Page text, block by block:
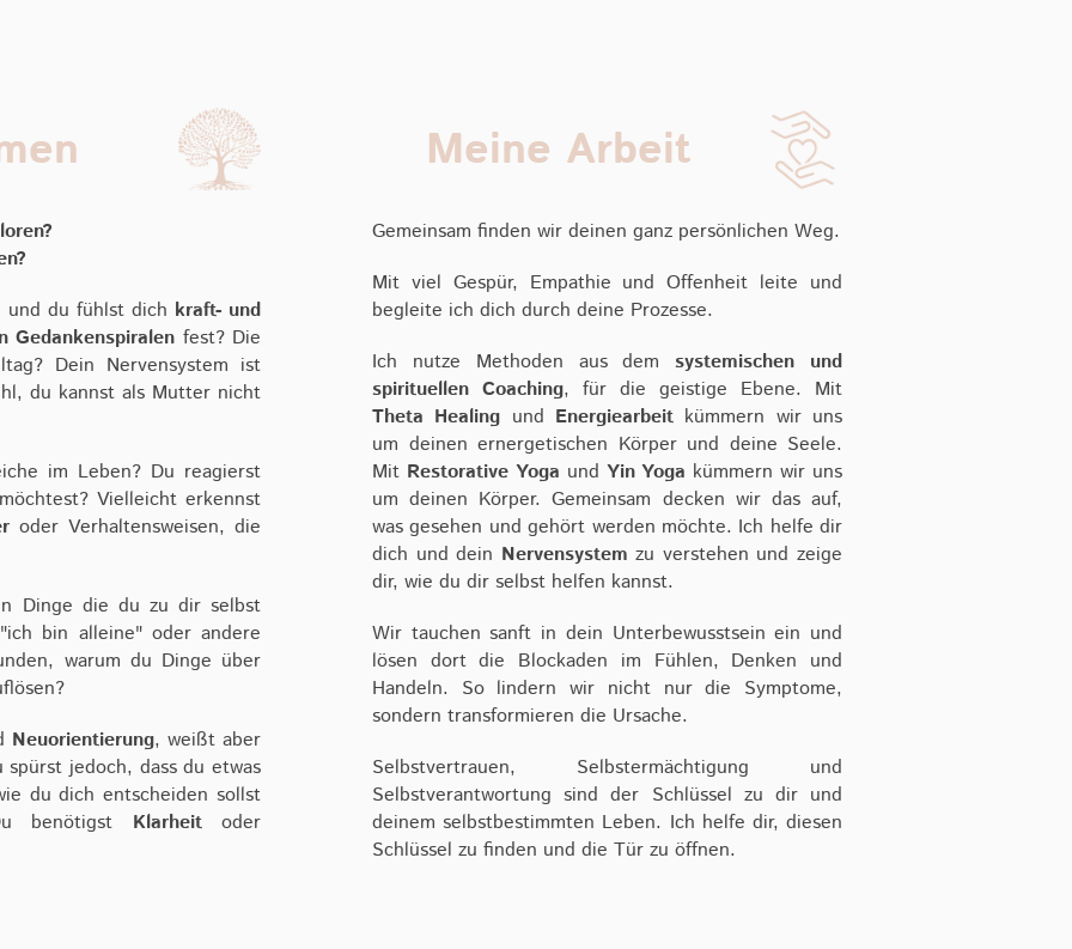
du fühlst dich kraft- und
Gedankenspiralen fest? Die
Dein Nervensystem ist
du kannst als Mutter nicht
im Leben? Du reagierst
Vielleicht erkennst
oder Verhaltensweisen, die
Dinge die du zu dir selbst
bin alleine" oder andere
warum du Dinge über
Neuorientierung, weißt aber
jedoch, dass du etwas
du dich entscheiden sollst
benötigst Klarheitoder
Meine Arbeit
Gemeinsam finden wir deinen ganz persönlichen Weg.
Mit viel Gespür, Empathie und Offenheit leite und
begleite ich dich durch deine Prozesse.
Ich nutze Methoden aus demsystemischen und
spirituellen Coaching, für die geistige Ebene. Mit
Theta Healing und Energiearbeit kümmern wir uns
um deinen ernergetischen Körper und deine Seele.
Mit Restorative Yoga und Yin Yoga kümmern wir uns
um deinen Körper. Gemeinsam decken wir das auf,
was gesehen und gehört werden möchte. Ich helfe dir
dich und dein Nervensystem zu verstehen und zeige
dir, wie du dir selbst helfen kannst.
Wir tauchen sanft in dein Unterbewusstsein ein und
lösen dort die Blockaden im Fühlen, Denken und
Handeln. So lindern wir nicht nur die Symptome,
sondern transformieren die Ursache.
Selbstvertrauen, Selbstermächtigung und
Selbstverantwortung sind der Schlüssel zu dir und
deinem selbstbestimmten Leben. Ich helfe dir, diesen
Schlüssel zu finden und die Tür zu öffnen.